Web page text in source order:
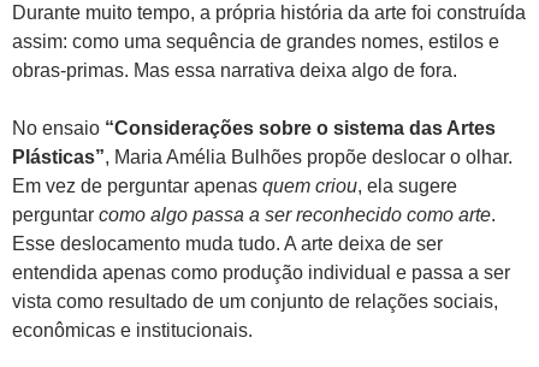
Durante muito tempo, a própria história da arte foi construída
assim: como uma sequência de grandes nomes, estilos e
obras-primas. Mas essa narrativa deixa algo de fora.
No ensaio “Considerações sobre o sistema das Artes
Plásticas”, Maria Amélia Bulhões propõe deslocar o olhar.
Em vez de perguntar apenas quem criou, ela sugere
perguntar como algo passa a ser reconhecido como arte.
Esse deslocamento muda tudo. A arte deixa de ser
entendida apenas como produção individual e passa a ser
vista como resultado de um conjunto de relações sociais,
econômicas e institucionais.